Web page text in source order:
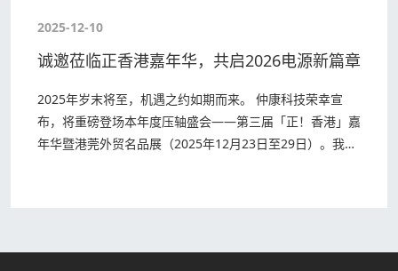
2025-12-10
诚邀莅临正香港嘉年华，共启2026电源新篇章
2025年岁末将至，机遇之约如期而来。​ 仲康科技荣幸宣
布，将重磅登场本年度压轴盛会——第三届「正！香港」嘉
年华暨港莞外贸名品展（2025年12月23日至29日）。我们